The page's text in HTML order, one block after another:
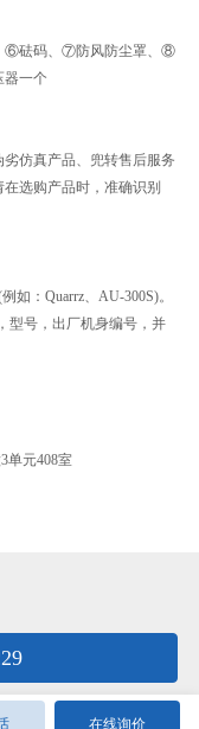
砝码、⑦防风防尘罩、⑧
一个
仿真产品、兜转售后服务
选购产品时，准确识别
如：Quarrz、AU-300S)。
型号，出厂机身编号，并
单元408室
在线询价